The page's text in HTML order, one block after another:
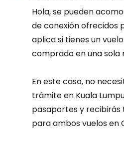
Hola, se pueden
de conexión ofrecidos
aplica si tienes un
comprado en una sola
En este caso, no
trámite en Kuala
pasaportes y
para ambos vuelos en